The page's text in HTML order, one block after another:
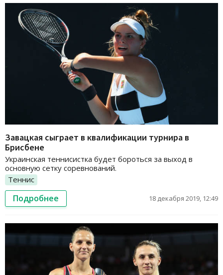
Завацкая сыграет в квалификации турнира в
Брисбене
Украинская теннисистка будет бороться за выход в
основную сетку соревнований.
Теннис
Подробнее 18 декабря 2019, 12:49